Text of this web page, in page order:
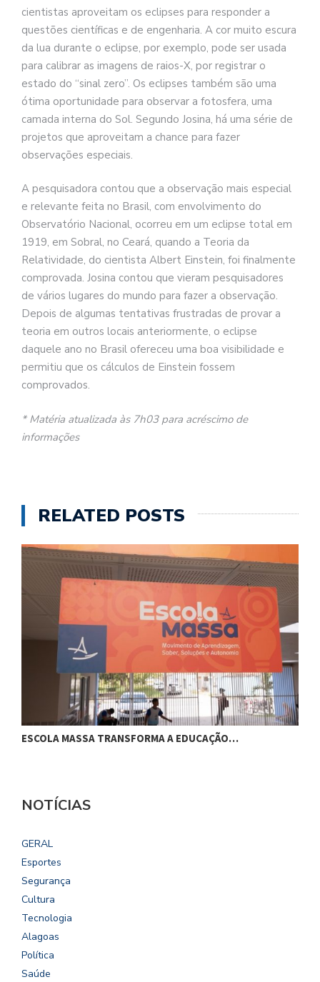
cientistas aproveitam os eclipses para responder a
questões científicas e de engenharia. A cor muito escura
da lua durante o eclipse, por exemplo, pode ser usada
para calibrar as imagens de raios-X, por registrar o
estado do “sinal zero”. Os eclipses também são uma
ótima oportunidade para observar a fotosfera, uma
camada interna do Sol. Segundo Josina, há uma série de
projetos que aproveitam a chance para fazer
observações especiais.
A pesquisadora contou que a observação mais especial
e relevante feita no Brasil, com envolvimento do
Observatório Nacional, ocorreu em um eclipse total em
1919, em Sobral, no Ceará, quando a Teoria da
Relatividade, do cientista Albert Einstein, foi finalmente
comprovada. Josina contou que vieram pesquisadores
de vários lugares do mundo para fazer a observação.
Depois de algumas tentativas frustradas de provar a
teoria em outros locais anteriormente, o eclipse
daquele ano no Brasil ofereceu uma boa visibilidade e
permitiu que os cálculos de Einstein fossem
comprovados.
* Matéria atualizada às 7h03 para acréscimo de
informações
RELATED POSTS
ESCOLA MASSA TRANSFORMA A EDUCAÇÃO…
NOTÍCIAS
GERAL
Esportes
Segurança
Cultura
Tecnologia
Alagoas
Política
Saúde